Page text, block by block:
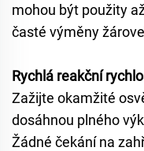
mohou být použity
časté výměny
Rychlá reakční
Zažijte okamžité
dosáhnou plného
Žádné čekání na